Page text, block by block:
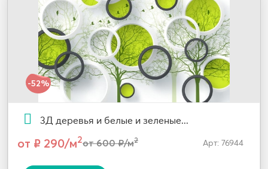
-52%
3Д деревья и белые и зеленые...
от ₽ 290/м2от 600 ₽/м2 Арт: 76944